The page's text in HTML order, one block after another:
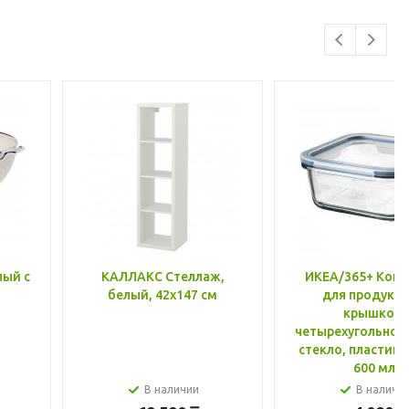
с
КАЛЛАКС Стеллаж,
белый, 42x147 см
В наличии
ИКЕА/365+
для
крышкой,
стекло, пластик
600 мл
В